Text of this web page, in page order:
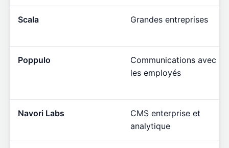
Scala Grandes entreprises
Poppulo
Communications avec
les employés
Navori Labs
CMS enterprise et
analytique